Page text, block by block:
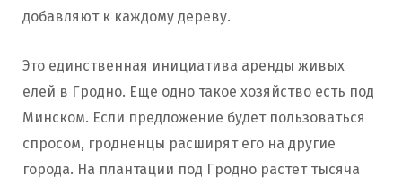
добавляют к каждому дереву.
Это единственная инициатива аренды живых
елей в Гродно. Еще одно такое хозяйство есть под
Минском. Если предложение будет пользоваться
спросом, гродненцы расширят его на другие
города. На плантации под Гродно растет тысяча